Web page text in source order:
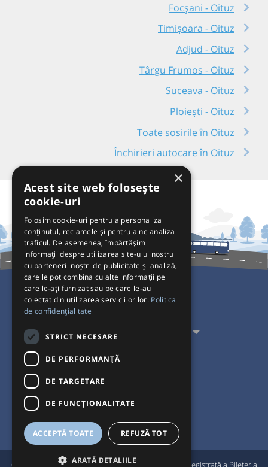
Focșani - Oituz
Timișoara - Oituz
Adjud - Oituz
Târgu Frumos - Oituz
Suceava - Oituz
Ploiești - Oituz
Toate sosirile în Oituz
Închirieri autocare în Oituz
Pentru Călători
Pentru Transportatori
Interacționăm
Acceptăm plăți cu
© Bileteria 2004-2026 | Autogari.RO® este marcă înregistrată a Bileteria
×
Acest site web folosește
cookie-uri
Folosim cookie-uri pentru a personaliza
conținutul, reclamele și pentru a ne analiza
traficul. De asemenea, împărtășim
informații despre utilizarea site-ului nostru
cu partenerii noștri de publicitate și analiză,
care le pot combina cu alte informații pe
care le-ați furnizat sau pe care le-au
colectat din utilizarea serviciilor lor. Politica
de confidențialitate
STRICT NECESARE
DE PERFORMANȚĂ
DE TARGETARE
DE FUNCŢIONALITATE
ACCEPTĂ TOATE REFUZĂ TOT
ARATĂ DETALIILE